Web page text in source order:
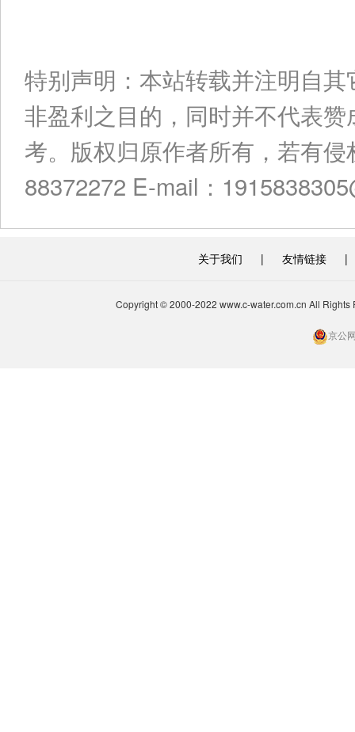
特别声明：本站转载并注明自
非盈利之目的，同时并不代表
考。版权归原作者所有，若有
88372272 E-mail：
关于我们 | 友情链接 |
Copyright © 2000-2022 www.c-water.com.cn All
京公